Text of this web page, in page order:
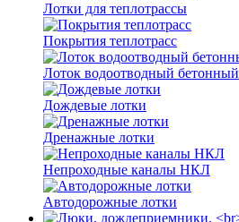
Лотки для теплотрассы
Покрытия теплотрасс
Лоток водоотводный бетонный
Дождевые лотки
Дренажные лотки
Непроходные каналы НКЛ
Автодорожные лотки